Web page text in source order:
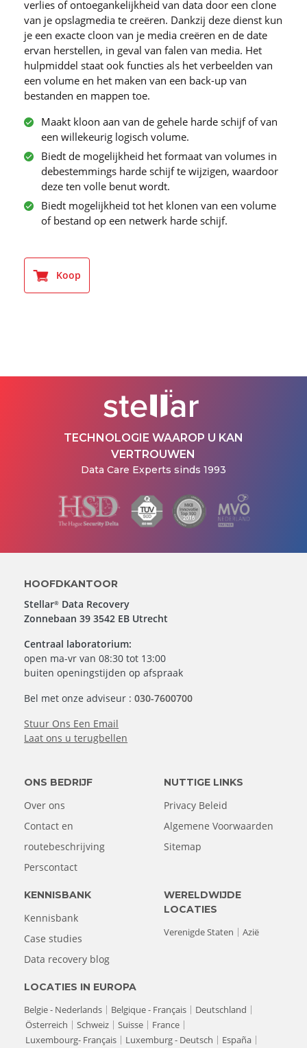
verlies of ontoegankelijkheid van data door een clone
van je opslagmedia te creëren. Dankzij deze dienst kun
je een exacte cloon van je media creëren en de date
ervan herstellen, in geval van falen van media. Het
hulpmiddel staat ook functies als het verbeelden van
een volume en het maken van een back-up van
bestanden en mappen toe.
Maakt kloon aan van de gehele harde schijf of van
een willekeurig logisch volume.
Biedt de mogelijkheid het formaat van volumes in
debestemmings harde schijf te wijzigen, waardoor
deze ten volle benut wordt.
Biedt mogelijkheid tot het klonen van een volume
of bestand op een netwerk harde schijf.
Koop
TECHNOLOGIE WAAROP U KAN
VERTROUWEN
Data Care Experts sinds 1993
HOOFDKANTOOR
Stellar® Data Recovery
Zonnebaan 39 3542 EB Utrecht
Centraal laboratorium:
open ma-vr van 08:30 tot 13:00
buiten openingstijden op afspraak
Bel met onze adviseur :030-7600700
Stuur Ons Een Email
Laat ons u terugbellen
ONS BEDRIJF
Over ons
Contact en
routebeschrijving
Perscontact
NUTTIGE LINKS
Privacy Beleid
Algemene Voorwaarden
Sitemap
KENNISBANK
Kennisbank
Case studies
Data recovery blog
LOCATIES IN EUROPA
Belgie - Nederlands
Belgique - Français
Deutschland
Österreich
Schweiz Suisse
France
Luxembourg- Français
Luxemburg - Deutsch España
WERELDWIJDE
LOCATIES
Verenigde Staten
Azië